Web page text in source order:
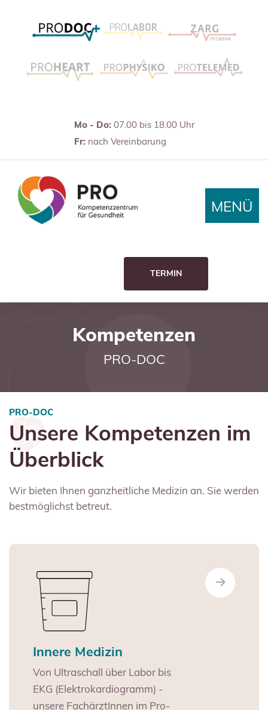
Mo - Do:07.00 bis 18.00 Uhr
Fr:nach Vereinbarung
MENÜ
TERMIN
Kompetenzen
PRO-DOC
PRO-DOC
Unsere Kompetenzen im
Überblick
Wir bieten Ihnen ganzheitliche Medizin an. Sie werden
bestmöglichst betreut.
Innere Medizin
Von Ultraschall über Labor bis
EKG (Elektrokardiogramm) -
unsere FachärztInnen im Pro-